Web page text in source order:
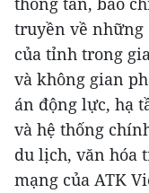
truyền về
của tỉnh trong
và không gian
án động lực, hạ
và hệ thống
du lịch, văn hóa
mạng của ATK